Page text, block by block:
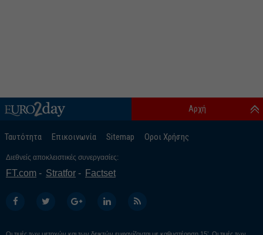
Ταυτότητα Επικοινωνία Sitemap Οροι Χρήσης
Αρχή
Διεθνείς αποκλειστικές συνεργασίες:
FT.com Stratfor Factset